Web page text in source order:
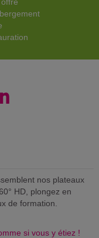
nos plateaux
HD, plongez en
de formation.
si vous y étiez !